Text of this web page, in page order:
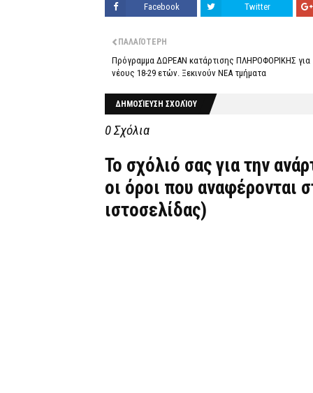
Facebook Twitter
ΠΑΛΑΙΌΤΕΡΗ
Πρόγραμμα ΔΩΡΕΑΝ κατάρτισης ΠΛΗΡΟΦΟΡΙΚΗΣ για
νέους 18-29 ετών. Ξεκινούν ΝΕΑ τμήματα
ΔΗΜΟΣΊΕΥΣΗ ΣΧΟΛΊΟΥ
0 Σχόλια
Το σχόλιό σας για την
οι όροι που αναφέρονται
ιστοσελίδας)